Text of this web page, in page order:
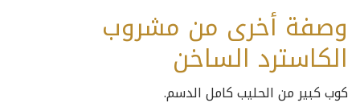
وصفة أخرى من مشروب
الكاسترد الساخن
كوب كبير من الحليب كامل الدسم.